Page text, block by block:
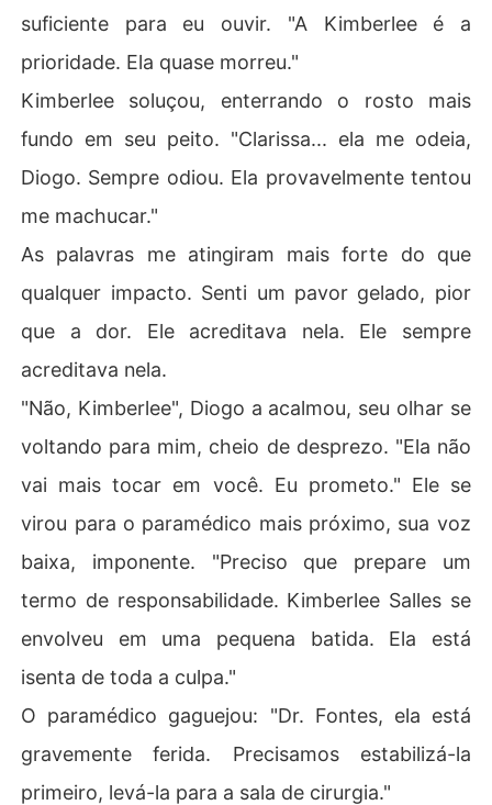
suficiente para eu ouvir. "A Kimberlee é a
prioridade. Ela quase morreu."
Kimberlee soluçou, enterrando o rosto mais
fundo em seu peito. "Clarissa... ela me odeia,
Diogo. Sempre odiou. Ela provavelmente tentou
me machucar."
As palavras me atingiram mais forte do que
qualquer impacto. Senti um pavor gelado, pior
que a dor. Ele acreditava nela. Ele sempre
acreditava nela.
"Não, Kimberlee", Diogo a acalmou, seu olhar se
voltando para mim, cheio de desprezo. "Ela não
vai mais tocar em você. Eu prometo." Ele se
virou para o paramédico mais próximo, sua voz
baixa, imponente. "Preciso que prepare um
termo de responsabilidade. Kimberlee Salles se
envolveu em uma pequena batida. Ela está
isenta de toda a culpa."
O paramédico gaguejou: "Dr. Fontes, ela está
gravemente ferida. Precisamos estabilizá-la
primeiro, levá-la para a sala de cirurgia."